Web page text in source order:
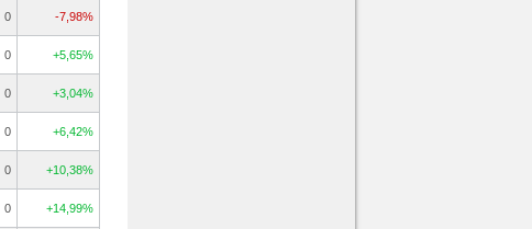
0 -7,98%
0 +5,65%
0 +3,04%
0 +6,42%
0 +10,38%
0 +14,99%